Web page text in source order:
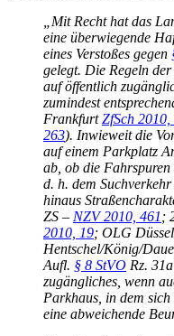
„Mit Recht hat das
eine überwiegende
eines Verstoßes gegen
gelegt. Die Regeln
auf öffentlich
zumindest
FrankfurtZfSch 2010,
263). Inwieweit die
auf einem Parkplatz
ab, ob die
d. h. dem
hinaus
ZS – NZV 2010, 461 ;
2010, 19; OLG
Hentschel/König/
Aufl. § 8 StVO Rz.
zugängliches, wenn
Parkhaus, in dem
eine abweichende